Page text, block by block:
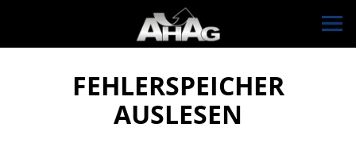
FEHLERSPEICHER
AUSLESEN